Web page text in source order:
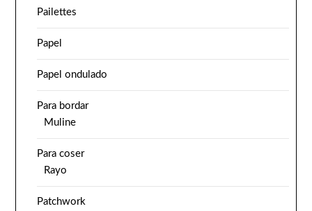
Pailettes
Papel
Papel ondulado
Para bordar
Muline
Para coser
Rayo
Patchwork